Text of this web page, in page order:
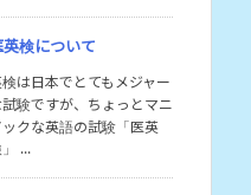
英検について
は日本でとてもメジャー
試験ですが、ちょっとマニ
ックな英語の試験「医英
...